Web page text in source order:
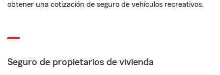
obtener una cotización de seguro de vehículos recreativos.
Seguro de propietarios de vivienda